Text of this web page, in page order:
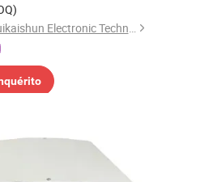
Nanjing Huikaishun Electronic Technology Co., Ltd.